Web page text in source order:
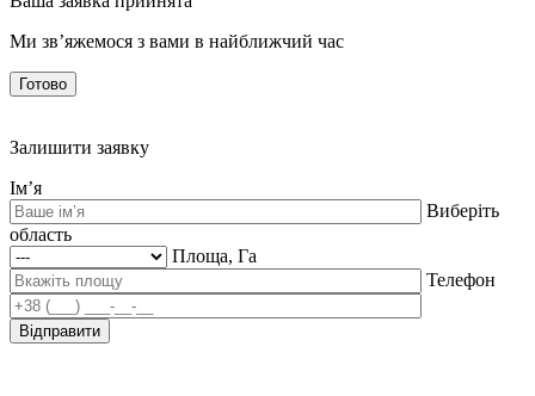
Ми зв’яжемося з вами в найближчий час
Готово
Залишити заявку
Ім’я
Виберіть
область
Площа, Га
Телефон